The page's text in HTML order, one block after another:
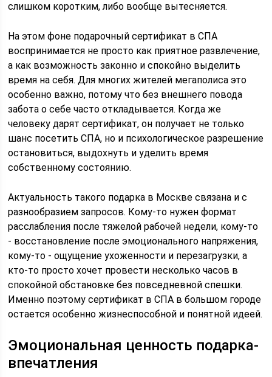
слишком коротким, либо вообще вытесняется.
На этом фоне подарочный сертификат в СПА
воспринимается не просто как приятное развлечение,
а как возможность законно и спокойно выделить
время на себя. Для многих жителей мегаполиса это
особенно важно, потому что без внешнего повода
забота о себе часто откладывается. Когда же
человеку дарят сертификат, он получает не только
шанс посетить СПА, но и психологическое разрешение
остановиться, выдохнуть и уделить время
собственному состоянию.
Актуальность такого подарка в Москве связана и с
разнообразием запросов. Кому-то нужен формат
расслабления после тяжелой рабочей недели, кому-то
- восстановление после эмоционального напряжения,
кому-то - ощущение ухоженности и перезагрузки, а
кто-то просто хочет провести несколько часов в
спокойной обстановке без повседневной спешки.
Именно поэтому сертификат в СПА в большом городе
остается особенно жизнеспособной и понятной идеей.
Эмоциональная ценность подарка-
впечатления